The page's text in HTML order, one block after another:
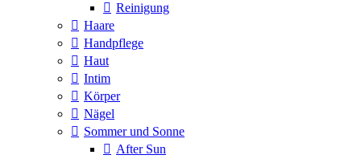
Reinigung
Haare
Handpflege
Haut
Intim
Körper
Nägel
Sommer und Sonne
After Sun